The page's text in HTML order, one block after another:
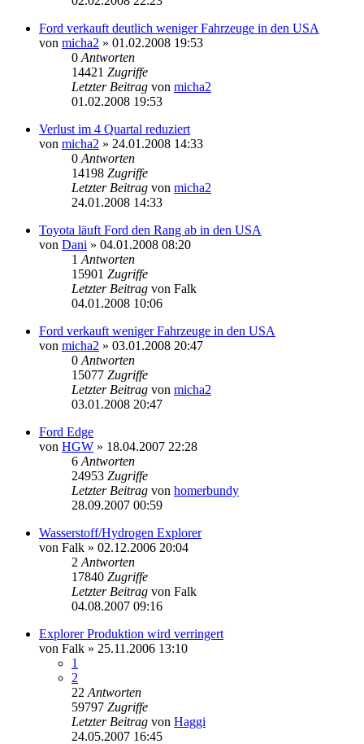
Ford verkauft deutlich weniger Fahrzeuge in den USA
von micha2 » 01.02.2008 19:53
0 Antworten
14421 Zugriffe
Letzter Beitrag von micha2
01.02.2008 19:53
Verlust im 4 Quartal reduziert
von micha2 » 24.01.2008 14:33
0 Antworten
14198 Zugriffe
Letzter Beitrag von micha2
24.01.2008 14:33
Toyota läuft Ford den Rang ab in den USA
von Dani » 04.01.2008 08:20
1 Antworten
15901 Zugriffe
Letzter Beitrag von Falk
04.01.2008 10:06
Ford verkauft weniger Fahrzeuge in den USA
von micha2 » 03.01.2008 20:47
0 Antworten
15077 Zugriffe
Letzter Beitrag von micha2
03.01.2008 20:47
Ford Edge
von HGW » 18.04.2007 22:28
6 Antworten
24953 Zugriffe
Letzter Beitrag von homerbundy
28.09.2007 00:59
Wasserstoff/Hydrogen Explorer
von Falk » 02.12.2006 20:04
2 Antworten
17840 Zugriffe
Letzter Beitrag von Falk
04.08.2007 09:16
Explorer Produktion wird verringert
von Falk » 25.11.2006 13:10
1
2
22 Antworten
59797 Zugriffe
Letzter Beitrag von Haggi
24.05.2007 16:45